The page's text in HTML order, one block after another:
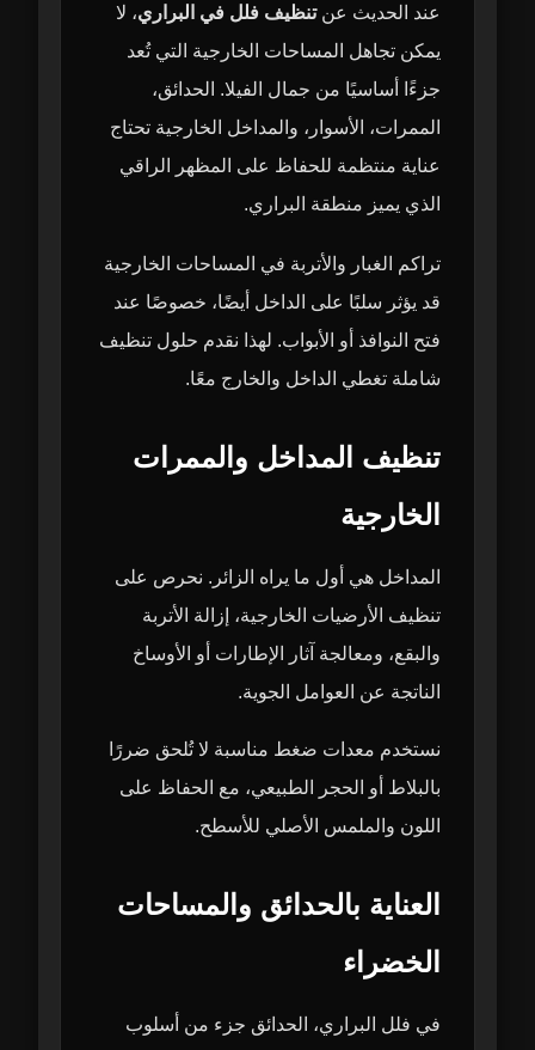
عند الحديث عنتنظيف فلل في البراري، لا
يمكن تجاهل المساحات الخارجية التي تُعد
جزءًا أساسيًا من جمال الفيلا. الحدائق،
الممرات، الأسوار، والمداخل الخارجية تحتاج
عناية منتظمة للحفاظ على المظهر الراقي
الذي يميز منطقة البراري.
تراكم الغبار والأتربة في المساحات الخارجية
قد يؤثر سلبًا على الداخل أيضًا، خصوصًا عند
فتح النوافذ أو الأبواب. لهذا نقدم حلول تنظيف
شاملة تغطي الداخل والخارج معًا.
تنظيف المداخل والممرات
الخارجية
المداخل هي أول ما يراه الزائر. نحرص على
تنظيف الأرضيات الخارجية، إزالة الأتربة
والبقع، ومعالجة آثار الإطارات أو الأوساخ
الناتجة عن العوامل الجوية.
نستخدم معدات ضغط مناسبة لا تُلحق ضررًا
بالبلاط أو الحجر الطبيعي، مع الحفاظ على
اللون والملمس الأصلي للأسطح.
العناية بالحدائق والمساحات
الخضراء
في فلل البراري، الحدائق جزء من أسلوب